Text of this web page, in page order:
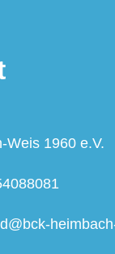
Weis 1960 e.V.